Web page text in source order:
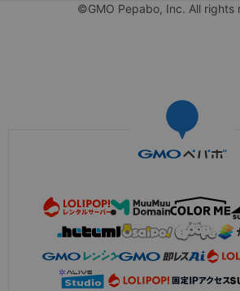
©GMO Pepabo, Inc. All rights